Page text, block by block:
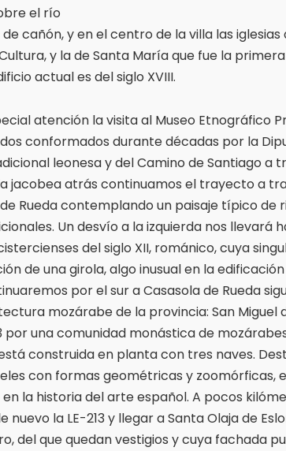
el río
cañón, y en el centro de la villa las
y la de Santa María que fue la
actual es del siglo XVIII.
atención la visita al Museo Etnográfico
conformados durante décadas por la
leonesa y del Camino de Santiago a
jacobea atrás continuamos el trayecto a
Rueda contemplando un paisaje típico de
Un desvío a la izquierda nos llevará
del siglo XII, románico, cuya
de una girola, algo inusual en la
por el sur a Casasola de Rueda
mozárabe de la provincia: San Miguel
por una comunidad monástica de
construida en planta con tres naves.
con formas geométricas y zoomórficas,
la historia del arte español. A pocos
nuevo la LE-213 y llegar a Santa Olaja de
del que quedan vestigios y cuya fachada